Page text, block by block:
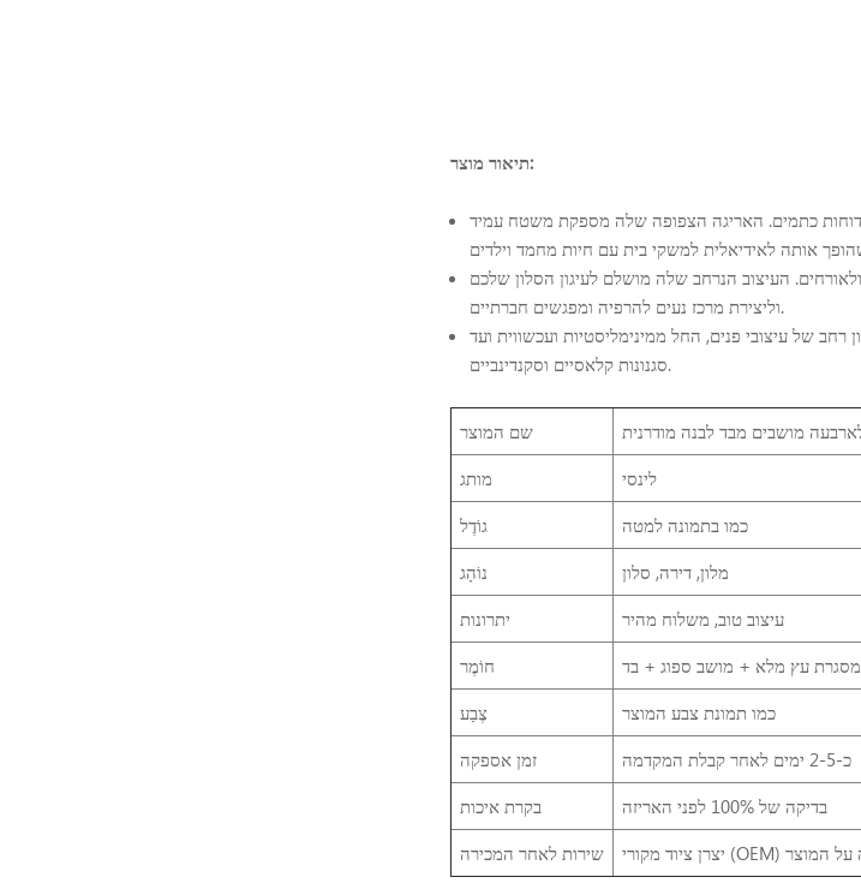
תיאור מוצר:
דוחות כתמים. האריגה הצפופה שלה מספקת משטח עמיד
העיצוב הנרחב שלה מושלם לעיגון הסלון שלכם
וליצירת מרכז נעים להרפיה ומפגשים חברתיים.
של עיצובי פנים, החל ממינימליסטיות ועכשווית ועד
סגנונות קלאסיים וסקנדינביים.
שם המוצר
מותג
לינסי
גוֹדֶל
כמו בתמונה למטה
נוֹהָג
מלון, דירה, סלון
יתרונות
עיצוב טוב, משלוח מהיר
חוֹמֶר
מסגרת עץ מלא + מושב ספוג + בד
צֶבַע
כמו תמונת צבע המוצר
זמן אספקה
כ-2-5 ימים לאחר קבלת המקדמה
בקרת איכות
בדיקה של 100% לפני האריזה
שירות לאחר המכירה